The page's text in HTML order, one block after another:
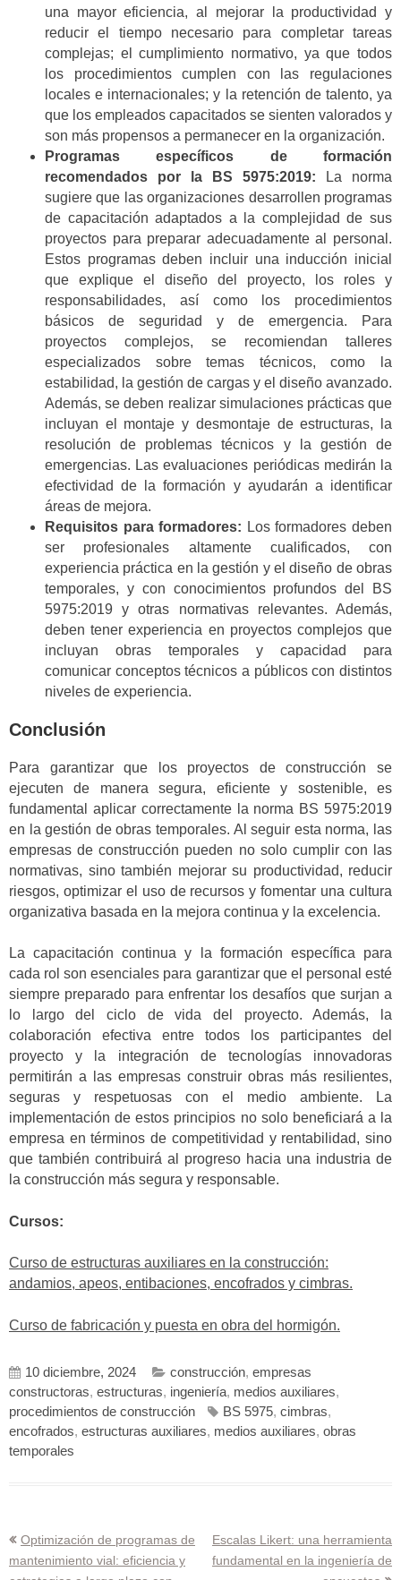
una mayor eficiencia, al mejorar la productividad y
reducir el tiempo necesario para completar tareas
complejas; el cumplimiento normativo, ya que todos
los procedimientos cumplen con las regulaciones
locales e internacionales; y la retención de talento, ya
que los empleados capacitados se sienten valorados y
son más propensos a permanecer en la organización.
Programas específicos de formación
recomendados por la BS 5975:2019:
La norma
sugiere que las organizaciones desarrollen programas
de capacitación adaptados a la complejidad de sus
proyectos para preparar adecuadamente al personal.
Estos programas deben incluir una inducción inicial
que explique el diseño del proyecto, los roles y
responsabilidades, así como los procedimientos
básicos de seguridad y de emergencia. Para
proyectos complejos, se recomiendan talleres
especializados sobre temas técnicos, como la
estabilidad, la gestión de cargas y el diseño avanzado.
Además, se deben realizar simulaciones prácticas que
incluyan el montaje y desmontaje de estructuras, la
resolución de problemas técnicos y la gestión de
emergencias. Las evaluaciones periódicas medirán la
efectividad de la formación y ayudarán a identificar
áreas de mejora.
Requisitos para formadores: Los formadores deben
ser profesionales altamente cualificados, con
experiencia práctica en la gestión y el diseño de obras
temporales, y con conocimientos profundos del BS
5975:2019 y otras normativas relevantes. Además,
deben tener experiencia en proyectos complejos que
incluyan obras temporales y capacidad para
comunicar conceptos técnicos a públicos con distintos
niveles de experiencia.
Conclusión
Para garantizar que los proyectos de construcción se
ejecuten de manera segura, eficiente y sostenible, es
fundamental aplicar correctamente la norma BS 5975:2019
en la gestión de obras temporales. Al seguir esta norma, las
empresas de construcción pueden no solo cumplir con las
normativas, sino también mejorar su productividad, reducir
riesgos, optimizar el uso de recursos y fomentar una cultura
organizativa basada en la mejora continua y la excelencia.
La capacitación continua y la formación específica para
cada rol son esenciales para garantizar que el personal esté
siempre preparado para enfrentar los desafíos que surjan a
lo largo del ciclo de vida del proyecto. Además, la
colaboración efectiva entre todos los participantes del
proyecto y la integración de tecnologías innovadoras
permitirán a las empresas construir obras más resilientes,
seguras y respetuosas con el medio ambiente. La
implementación de estos principios no solo beneficiará a la
empresa en términos de competitividad y rentabilidad, sino
que también contribuirá al progreso hacia una industria de
la construcción más segura y responsable.
Cursos:
Curso de estructuras auxiliares en la construcción:
andamios, apeos, entibaciones, encofrados y cimbras.
Curso de fabricación y puesta en obra del hormigón.
10 diciembre, 2024 construcción, empresas
constructoras, estructuras, ingeniería, medios auxiliares,
procedimientos de construcción
BS 5975, cimbras,
encofrados, estructuras auxiliares, medios auxiliares, obras
temporales
Navegación
de
Optimización de programas de
mantenimiento vial: eficiencia y
Escalas Likert: una herramienta
fundamental en la ingeniería de